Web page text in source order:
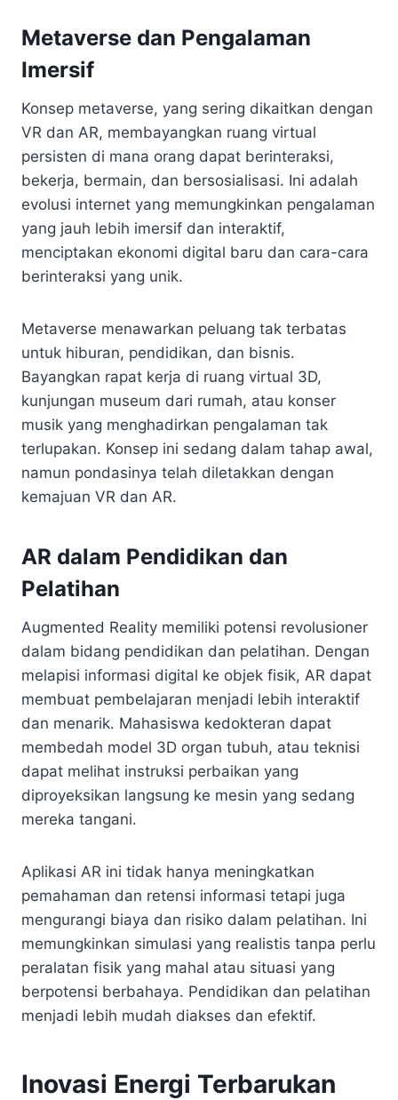
Metaverse dan Pengalaman
Imersif
Konsep metaverse, yang sering dikaitkan dengan
VR dan AR, membayangkan ruang virtual
persisten di mana orang dapat berinteraksi,
bekerja, bermain, dan bersosialisasi. Ini adalah
evolusi internet yang memungkinkan pengalaman
yang jauh lebih imersif dan interaktif,
menciptakan ekonomi digital baru dan cara-cara
berinteraksi yang unik.
Metaverse menawarkan peluang tak terbatas
untuk hiburan, pendidikan, dan bisnis.
Bayangkan rapat kerja di ruang virtual 3D,
kunjungan museum dari rumah, atau konser
musik yang menghadirkan pengalaman tak
terlupakan. Konsep ini sedang dalam tahap awal,
namun pondasinya telah diletakkan dengan
kemajuan VR dan AR.
AR dalam Pendidikan dan
Pelatihan
Augmented Reality memiliki potensi revolusioner
dalam bidang pendidikan dan pelatihan. Dengan
melapisi informasi digital ke objek fisik, AR dapat
membuat pembelajaran menjadi lebih interaktif
dan menarik. Mahasiswa kedokteran dapat
membedah model 3D organ tubuh, atau teknisi
dapat melihat instruksi perbaikan yang
diproyeksikan langsung ke mesin yang sedang
mereka tangani.
Aplikasi AR ini tidak hanya meningkatkan
pemahaman dan retensi informasi tetapi juga
mengurangi biaya dan risiko dalam pelatihan. Ini
memungkinkan simulasi yang realistis tanpa perlu
peralatan fisik yang mahal atau situasi yang
berpotensi berbahaya. Pendidikan dan pelatihan
menjadi lebih mudah diakses dan efektif.
Inovasi Energi Terbarukan